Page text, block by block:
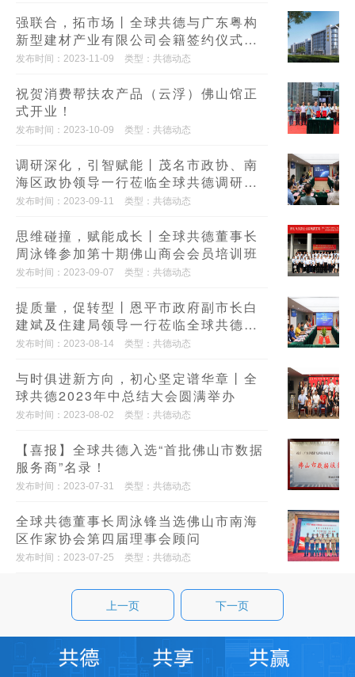
强联合，拓市场丨全球共德与广东粤构
新型建材产业有限公司会籍签约仪式圆
满举办
发布时间：2023-11-09 类型：共德动态
祝贺消费帮扶农产品（云浮）佛山馆正
式开业！
发布时间：2023-10-09 类型：共德动态
调研深化，引智赋能丨茂名市政协、南
海区政协领导一行莅临全球共德调研考
察
发布时间：2023-09-11 类型：共德动态
思维碰撞，赋能成长丨全球共德董事长
周泳锋参加第十期佛山商会会员培训班
发布时间：2023-09-07 类型：共德动态
提质量，促转型丨恩平市政府副市长白
建斌及住建局领导一行莅临全球共德调
研考察
发布时间：2023-08-14 类型：共德动态
与时俱进新方向，初心坚定谱华章丨全
球共德2023年中总结大会圆满举办
发布时间：2023-08-02 类型：共德动态
【喜报】全球共德入选“首批佛山市数据
服务商”名录！
发布时间：2023-07-31 类型：共德动态
全球共德董事长周泳锋当选佛山市南海
区作家协会第四届理事会顾问
发布时间：2023-07-25 类型：共德动态
上一页 下一页